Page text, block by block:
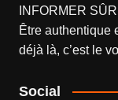
INFORMER
Être authentique
déjà là, c’est le
Social